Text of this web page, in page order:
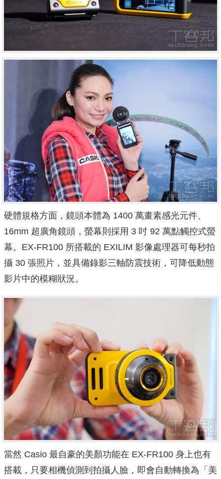
硬體規格方面，鏡頭本體為 1400 萬畫素感光元件、
16mm 超廣角鏡頭，螢幕則採用 3 吋 92 萬點觸控式螢
幕。EX-FR100 所搭載的 EXILIM 影像處理器可每秒拍
攝 30 張照片，並具備錄影三軸防震技術，可降低動態
影片中的模糊狀況。
當然 Casio 最自豪的美顏功能在 EX-FR100 身上也有
搭載，只要相機偵測到拍攝人臉，即會自動轉換為「美